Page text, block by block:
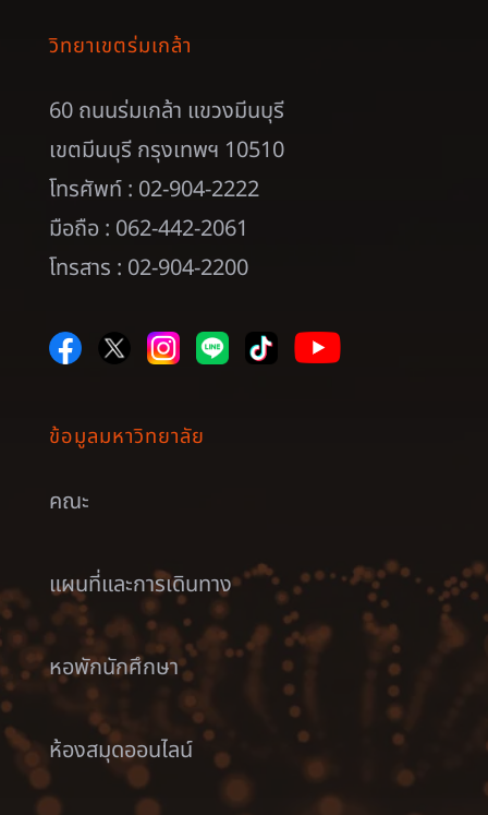
วิทยาเขตร่มเกล้า
60 ถนนร่มเกล้า แขวงมีนบุรี
เขตมีนบุรี กรุงเทพฯ 10510
โทรศัพท์ : 02-904-2222
มือถือ : 062-442-2061
โทรสาร : 02-904-2200
ข้อมูลมหาวิทยาลัย
คณะ
แผนที่และการเดินทาง
หอพักนักศึกษา
ห้องสมุดออนไลน์